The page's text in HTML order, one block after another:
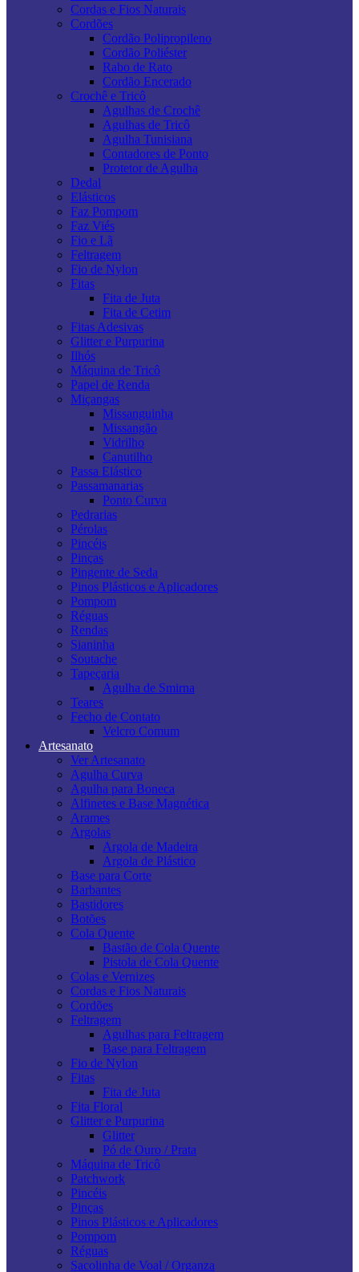
Cordas e Fios Naturais
Cordões
Cordão Polipropileno
Cordão Poliéster
Rabo de Rato
Cordão Encerado
Crochê e Tricô
Agulhas de Crochê
Agulhas de Tricô
Agulha Tunisiana
Contadores de Ponto
Protetor de Agulha
Dedal
Elásticos
Faz Pompom
Faz Viés
Fio e Lã
Feltragem
Fio de Nylon
Fitas
Fita de Juta
Fita de Cetim
Fitas Adesivas
Glitter e Purpurina
Ilhós
Máquina de Tricô
Papel de Renda
Miçangas
Missanguinha
Missangão
Vidrilho
Canutilho
Passa Elástico
Passamanarias
Ponto Curva
Pedrarias
Pérolas
Pincéis
Pinças
Pingente de Seda
Pinos Plásticos e Aplicadores
Pompom
Réguas
Rendas
Sianinha
Soutache
Tapeçaria
Agulha de Smirna
Teares
Fecho de Contato
Velcro Comum
Artesanato
Ver Artesanato
Agulha Curva
Agulha para Boneca
Alfinetes e Base Magnética
Arames
Argolas
Argola de Madeira
Argola de Plástico
Base para Corte
Barbantes
Bastidores
Botões
Cola Quente
Bastão de Cola Quente
Pistola de Cola Quente
Colas e Vernizes
Cordas e Fios Naturais
Cordões
Feltragem
Agulhas para Feltragem
Base para Feltragem
Fio de Nylon
Fitas
Fita de Juta
Fita Floral
Glitter e Purpurina
Glitter
Pó de Ouro / Prata
Máquina de Tricô
Patchwork
Pincéis
Pinças
Pinos Plásticos e Aplicadores
Pompom
Réguas
Sacolinha de Voal / Organza